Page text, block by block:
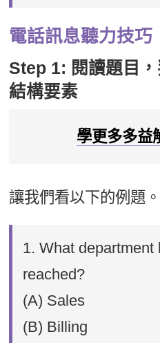
電話訊息聽力技巧
Step 1: 閱讀題目
結構要素
學更多多益
讓我們看以下的例題。
1. What department
reached?
(A) Sales
(B) Billing